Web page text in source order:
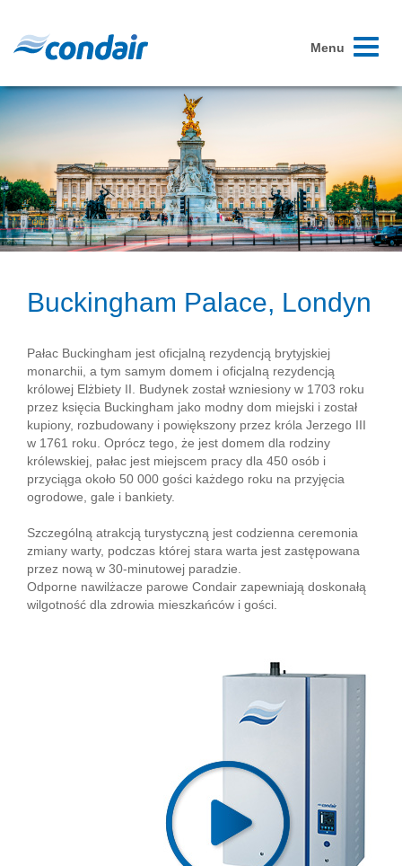
Toggle
Menu
Buckingham Palace, Londyn
Pałac Buckingham jest oficjalną rezydencją brytyjskiej
monarchii, a tym samym domem i oficjalną rezydencją
królowej Elżbiety II. Budynek został wzniesiony w 1703 roku
przez księcia Buckingham jako modny dom miejski i został
kupiony, rozbudowany i powiększony przez króla Jerzego III
w 1761 roku. Oprócz tego, że jest domem dla rodziny
królewskiej, pałac jest miejscem pracy dla 450 osób i
przyciąga około 50 000 gości każdego roku na przyjęcia
ogrodowe, gale i bankiety.
Szczególną atrakcją turystyczną jest codzienna ceremonia
zmiany warty, podczas której stara warta jest zastępowana
przez nową w 30-minutowej paradzie.
Odporne nawilżacze parowe Condair zapewniają doskonałą
wilgotność dla zdrowia mieszkańców i gości.